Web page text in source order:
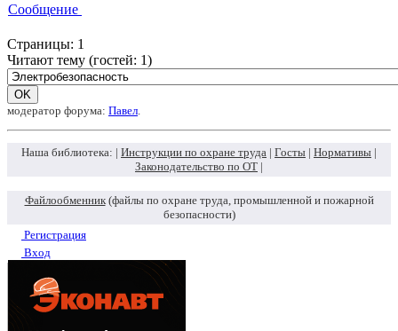
Сообщение
Страницы: 1
Читают тему (гостей: 1)
модератор форума: Павел
Наша библиотека: | Инструкции по охране труда | Госты | Нормативы |
Законодательство по ОТ |
Файлообменник(файлы по охране труда, промышленной и пожарной
безопасности)
Регистрация
Вход